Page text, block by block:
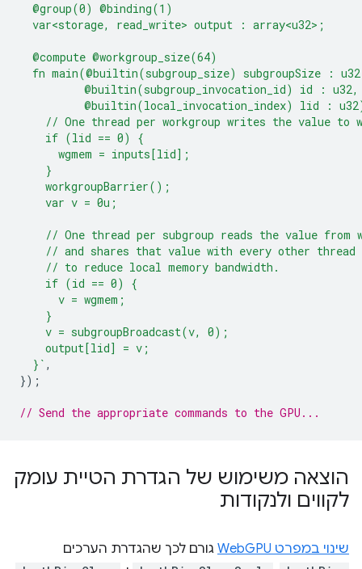
  @group(0) @binding(1)
  var<storage, read_write> output : array<u32>;
  @compute @workgroup_size(64)
fn main(@builtin(subgroup_size) subgroupSize :
          @builtin(subgroup_invocation_id) id : u32,
@builtin(local_invocation_index) lid :
// One thread per workgroup writes the value to
    if (lid == 0) {
      wgmem = inputs[lid];
    }
    workgroupBarrier();
    var v = 0u;
// One thread per subgroup reads the value from
// and shares that value with every other thread
    // to reduce local memory bandwidth.
    if (id == 0) {
      v = wgmem;
    }
    v = subgroupBroadcast(v, 0);
    output[lid] = v;
  }`
,
});
// Send the appropriate commands to the GPU...
הוצאה משימוש של הגדרת הטיית עומק
לקווים ולנקודות
שינוי במפרט WebGPU גורם לכך שהגדרת הערכים